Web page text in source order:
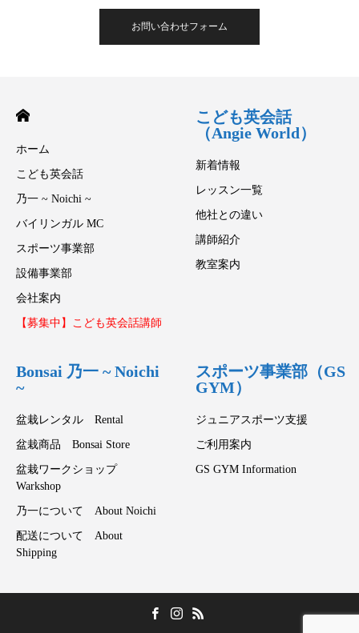
お問い合わせフォーム
ホーム
こども英会話
乃一 ~ Noichi ~
バイリンガル MC
スポーツ事業部
設備事業部
会社案内
【募集中】こども英会話講師
こども英会話
（Angie World）
新着情報
レッスン一覧
他社との違い
講師紹介
教室案内
Bonsai 乃一 ~ Noichi
~
盆栽レンタル Rental
盆栽商品 Bonsai Store
盆栽ワークショップ
Warkshop
乃一について About Noichi
配送について About
Shipping
スポーツ事業部（GS
GYM）
ジュニアスポーツ支援
ご利用案内
GS GYM Information